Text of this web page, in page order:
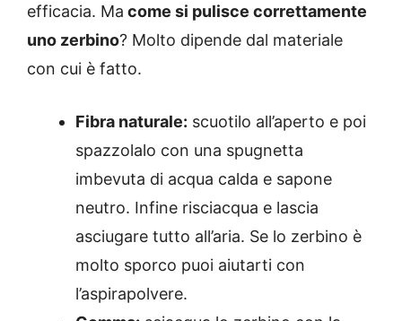
efficacia. Ma come si pulisce correttamente
uno zerbino? Molto dipende dal materiale
con cui è fatto.
Fibra naturale: scuotilo all’aperto e poi
spazzolalo con una spugnetta
imbevuta di acqua calda e sapone
neutro. Infine risciacqua e lascia
asciugare tutto all’aria. Se lo zerbino è
molto sporco puoi aiutarti con
l’aspirapolvere.